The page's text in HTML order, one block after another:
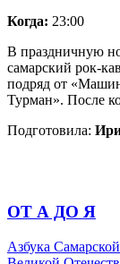
Когда: 23:00
В праздничную
самарский рок-
подряд от
Турман». После
Подготовила:
ОТ А ДО Я
Азбука